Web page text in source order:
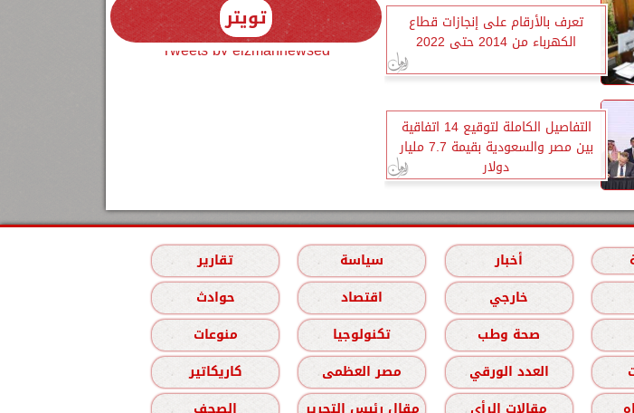
تعرف بالأرقام على إنجازات قطاع
الكهرباء من 2014 حتى 2022
التفاصيل الكاملة لتوقيع 14 اتفاقية
بين مصر والسعودية بقيمة 7.7 مليار
دولار
تويتر
Tweets by elzmannewseg
أخبار سياسة
تقارير
خارجي اقتصاد
حوادث
صحة وطب تكنولوجيا
منوعات
العدد الورقي مصر العظمى
كاريكاتير